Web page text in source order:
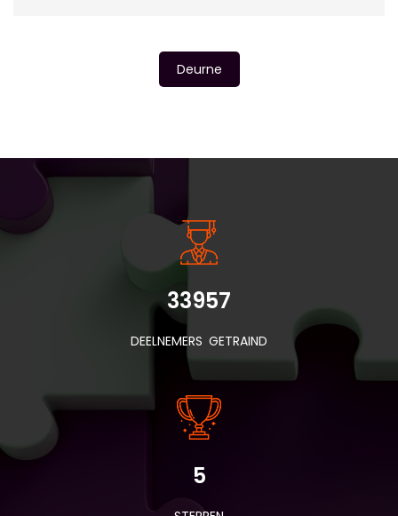
Deurne
INSIDE INFORMATIE
33957
DEELNEMERS GETRAIND
5